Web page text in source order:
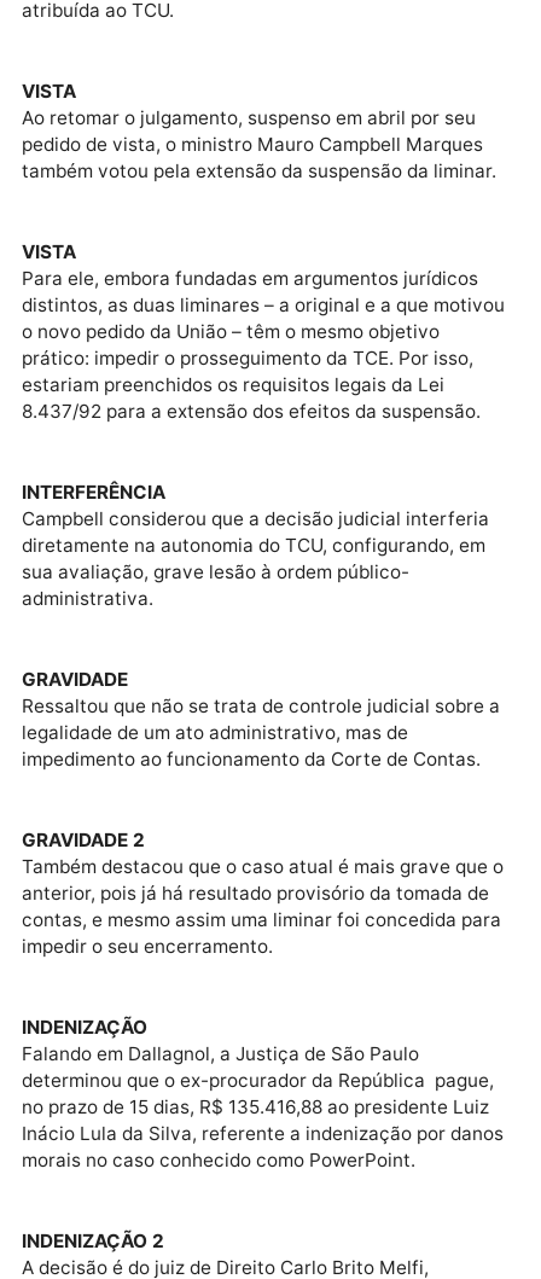
que a atuação do TCU deve ser garantida como
prova inequívoca.
natureza preliminar, deve observar o contraditório e
ampla defesa, e não representa juízo definitivo. Ele
defendeu que a suspensão da liminar visa assegurar
exercício regular da competência constitucional
atribuída ao TCU.
Ao retomar o julgamento, suspenso em abril por seu
pedido de vista, o ministro Mauro Campbell Marques
também votou pela extensão da suspensão da
Para ele, embora fundadas em argumentos jurídicos
distintos, as duas liminares – a original e a que
o novo pedido da União – têm o mesmo objetivo
prático: impedir o prosseguimento da TCE. Por isso,
INTERFERÊNCIA
Campbell considerou que a decisão judicial
administrativa.
GRAVIDADE
Ressaltou que não se trata de controle judicial
legalidade de um ato administrativo, mas de